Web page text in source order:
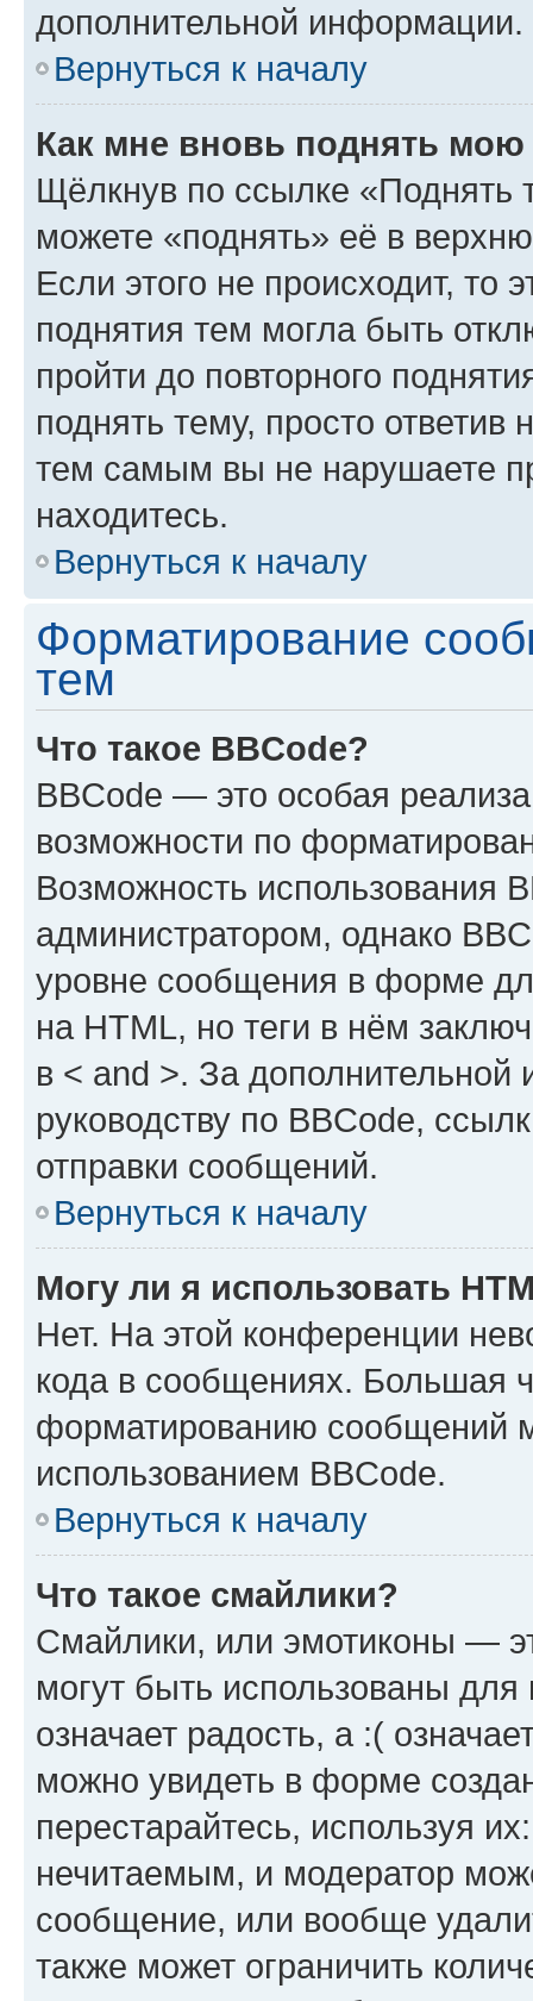
дополнительной информации.
Вернуться к началу
Как мне вновь поднять мою
Щёлкнув по ссылке «Поднять
можете «поднять» её в
Если этого не происходит, то
поднятия тем могла быть
пройти до повторного
поднять тему, просто ответив
тем самым вы не нарушаете
находитесь.
Вернуться к началу
Форматирование
тем
Что такое BBCode?
BBCode — это особая
возможности по
Возможность использования
администратором, однако
уровне сообщения в форме
на HTML, но теги в нём
в < and >. За
руководству по BBCode,
отправки сообщений.
Вернуться к началу
Могу ли я использовать
Нет. На этой конференции
кода в сообщениях. Большая
форматированию сообщений
использованием BBCode.
Вернуться к началу
Что такое смайлики?
Смайлики, или эмотиконы —
могут быть использованы
означает радость, а :(
можно увидеть в форме
перестарайтесь, используя
нечитаемым, и модератор
сообщение, или вообще
также может ограничить